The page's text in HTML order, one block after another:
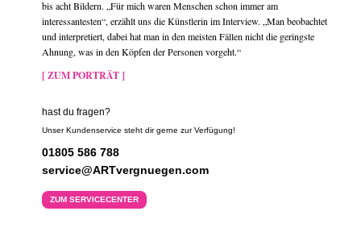
bis acht Bildern. „Für mich waren Menschen schon immer am
interessantesten“, erzählt uns die Künstlerin im Interview. „Man beobachtet
und interpretiert, dabei hat man in den meisten Fällen nicht die geringste
Ahnung, was in den Köpfen der Personen vorgeht.“
[ ZUM PORTRÄT ]
hast du fragen?
Unser Kundenservice steht dir gerne zur Verfügung!
01805 586 788
service@ARTvergnuegen.com
ZUM SERVICECENTER